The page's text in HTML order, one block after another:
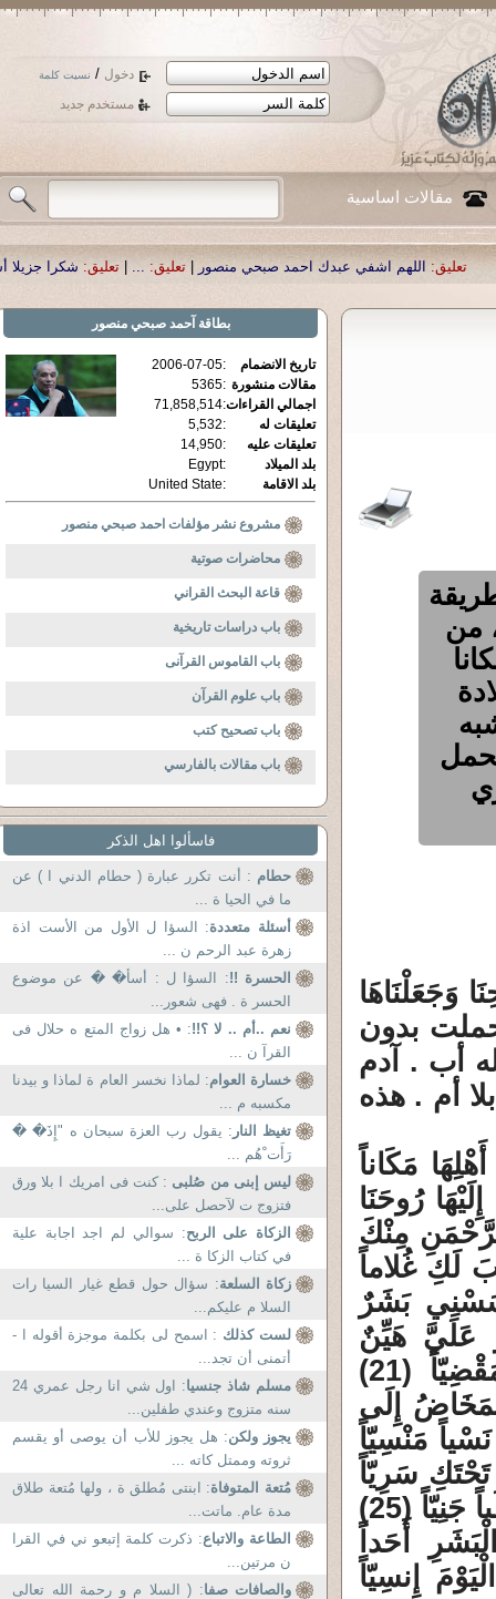
دخول / نسيت كلمة
مستخدم جديد
مقالات اساسية
اشفي عبدك احمد صبحي منصور|تعليق: ...
|تعليق: شكرا جزيلا أستاذ حمد الحمد
من
وَجَعَلْنَاهَا
لأنها حملت بدون
أب . آدم
أم . هذه
مَكَاناً
إِلَيْهَا رُوحَنَا
بِالرَّحْمَنِ مِنْكَ
لَكِ غُلاماً
بَشَرٌ
هُوَ عَلَيَّ هَيِّنٌ
وَلِنَجْعَلَهُ آيَةً لِلنَّاسِ وَرَحْمَةً مِنَّا وَكَانَ أَمْراً مَقْضِيّاً (21)
(22) فَأَجَاءَهَا الْمَخَاضُ إِلَى
مَنْسِيّاً
تَحْتَكِ سَرِيّاً
(24) وَهُزِّي إِلَيْكِ بِجِذْعِ النَّخْلَةِ تُسَاقِطْ عَلَيْكِ رُطَباً جَنِيّاً (25)
أَحَداً
إِنسِيّاً
بطاقة آحمد صبحي منصور
تاريخ الانضمام :
2006-07-05
مقالات منشورة :
5365
اجمالي القراءات:
71,858,514
تعليقات له
:
5,532
تعليقات عليه
:
14,950
بلد الميلاد
:
Egypt
بلد الاقامة
:
United State
مشروع نشر مؤلفات احمد صبحي منصور
محاضرات صوتية
قاعة البحث القراني
باب دراسات تاريخية
باب القاموس القرآنى
باب علوم القرآن
باب تصحيح كتب
باب مقالات بالفارسي
فاسألوا اهل الذكر
حطام : أنت تكرر عبارة ( حطام الدني ا ) عن
ما في الحيا ة ...
أسئلة متعددة: السؤا ل الأول من الأست اذة
زهرة عبد الرحم ن ...
الحسرة !!: السؤا ل : أسأ� � عن موضوع
الحسر ة . فهى شعور...
نعم ..أم .. لا ؟!!: • هل زواج المتع ه حلال فی
القرآ ن ...
خسارة العوام: لماذا نخسر العام ة لماذا و بيدنا
مكسبه م ...
تغيظ النار : يقول رب العزة سبحان ه "إِذَ� �
رَأَت ْهُم ...
ليس إبنى من صُلبى : كنت فى امريك ا بلا ورق
فتزوج ت لآحصل على...
الزكاة على الربح: سوالي لم اجد اجابة علية
في كتاب الزكا ة ...
زكاة السلعة: سؤال حول قطع غيار السيا رات
السلا م عليكم...
لست كذلك : اسمح لى بكلمة موجزة أقوله ا -
أتمنى أن تجد...
مسلم شاذ جنسيا
: اول شي انا رجل عمري 24
سنه متزوج وعندي طفلين...
يجوز ولكن: هل يجوز للأب أن يوصى أو يقسم
ثروته وممتل كاته ...
مُتعة المتوفاة: ابنتى مُطلق ة ، ولها مُتعة طلاق
مدة عام. ماتت...
الطاعة والاتباع: ذكرت كلمة إتبعو ني في القرا
ن مرتين...
والصافات صفا: ( السلا م و رحمة الله تعالى